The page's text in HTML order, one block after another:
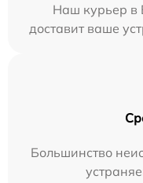
Наш курьер в
доставит ваше
Большинство